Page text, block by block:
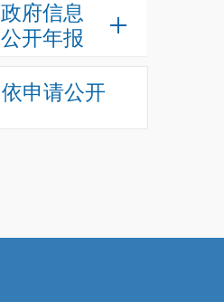
政府信息
公开年报
依申请公开